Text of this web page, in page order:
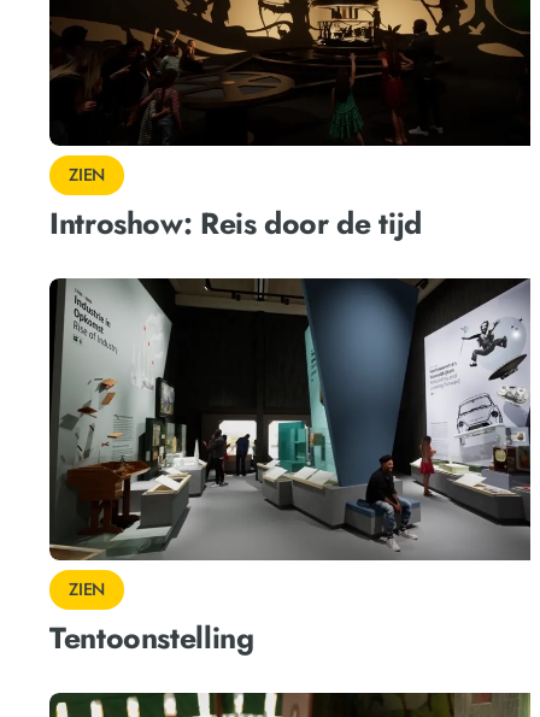
ZIEN
Introshow: Reis door de tijd
ZIEN
Tentoonstelling